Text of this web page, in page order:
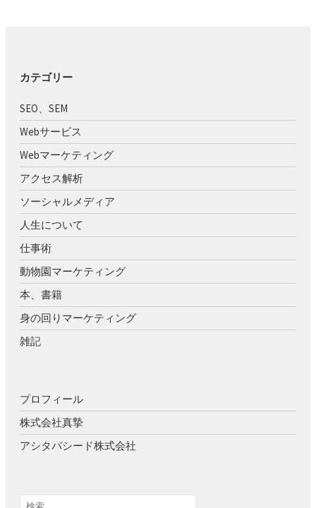
カテゴリー
SEO、SEM
Webサービス
Webマーケティング
アクセス解析
ソーシャルメディア
人生について
仕事術
動物園マーケティング
本、書籍
身の回りマーケティング
雑記
プロフィール
株式会社真摯
アシタバシード株式会社
検